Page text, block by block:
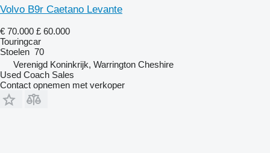
Volvo B9r Caetano Levante
€ 70.000 £ 60.000
Touringcar
Stoelen 70
Verenigd Koninkrijk, Warrington Cheshire
Used Coach Sales
Contact opnemen met verkoper